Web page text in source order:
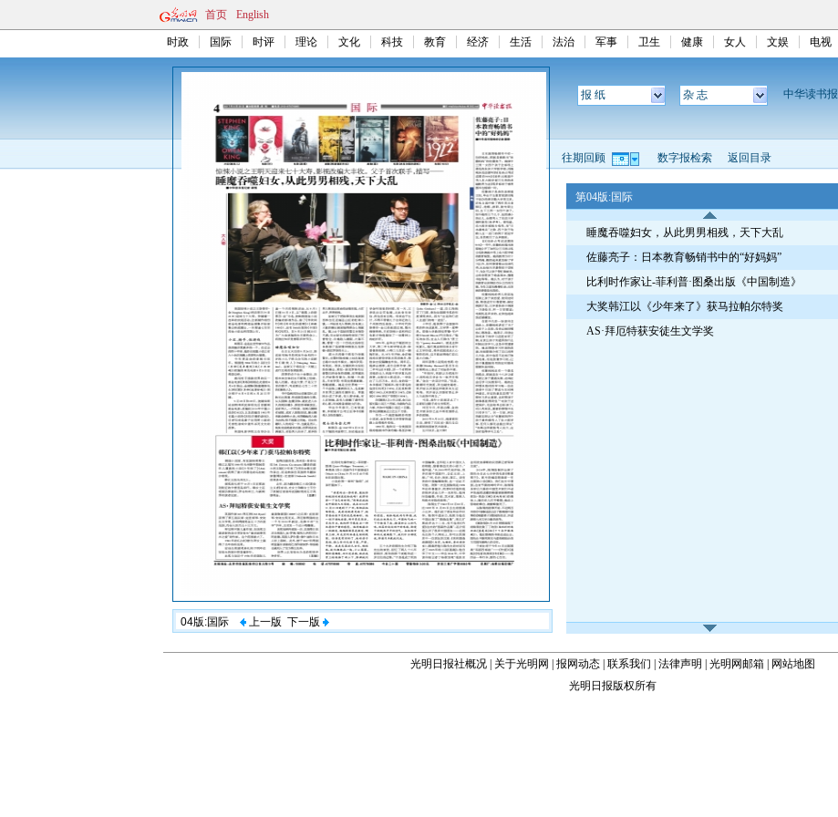
首页 English
时政 国际 时评 理论 文化 科技 教育 经济 生活 法治 军事 卫生 健康 女人 文娱 电视
04版:国际 上一版 下一版
报 纸 杂 志 中华读书报
往期回顾 数字报检索 返回目录
第04版:国际
睡魔吞噬妇女，从此男男相残，天下大乱
佐藤亮子：日本教育畅销书中的“好妈妈”
比利时作家让-菲利普·图桑出版《中国制造》
大奖韩江以《少年来了》获马拉帕尔特奖
AS·拜厄特获安徒生文学奖
光明日报社概况 关于光明网 报网动态 联系我们 法律声明 光明网邮箱
网站地图
光明日报版权所有